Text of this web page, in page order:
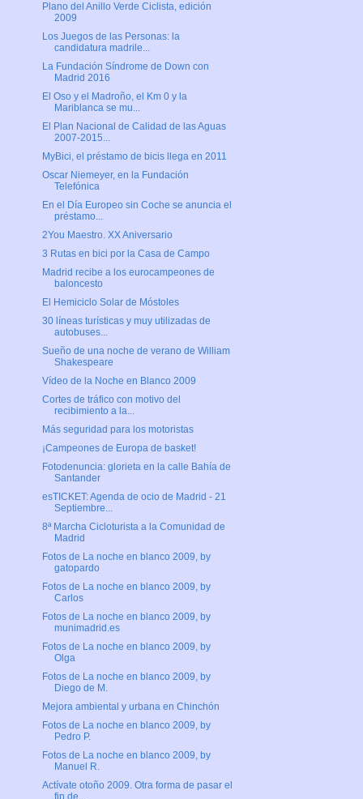
Plano del Anillo Verde Ciclista, edición
2009
Los Juegos de las Personas: la
candidatura madrile...
La Fundación Síndrome de Down con
Madrid 2016
El Oso y el Madroño, el Km 0 y la
Mariblanca se mu...
El Plan Nacional de Calidad de las Aguas
2007-2015...
MyBici, el préstamo de bicis llega en 2011
Oscar Niemeyer, en la Fundación
Telefónica
En el Día Europeo sin Coche se anuncia el
préstamo...
2You Maestro. XX Aniversario
3 Rutas en bici por la Casa de Campo
Madrid recibe a los eurocampeones de
baloncesto
El Hemiciclo Solar de Móstoles
30 líneas turísticas y muy utilizadas de
autobuses...
Sueño de una noche de verano de William
Shakespeare
Vídeo de la Noche en Blanco 2009
Cortes de tráfico con motivo del
recibimiento a la...
Más seguridad para los motoristas
¡Campeones de Europa de basket!
Fotodenuncia: glorieta en la calle Bahía de
Santander
esTICKET: Agenda de ocio de Madrid - 21
Septiembre...
8ª Marcha Cicloturista a la Comunidad de
Madrid
Fotos de La noche en blanco 2009, by
gatopardo
Fotos de La noche en blanco 2009, by
Carlos
Fotos de La noche en blanco 2009, by
munimadrid.es
Fotos de La noche en blanco 2009, by
Olga
Fotos de La noche en blanco 2009, by
Diego de M.
Mejora ambiental y urbana en Chinchón
Fotos de La noche en blanco 2009, by
Pedro P.
Fotos de La noche en blanco 2009, by
Manuel R.
Actívate otoño 2009. Otra forma de pasar el